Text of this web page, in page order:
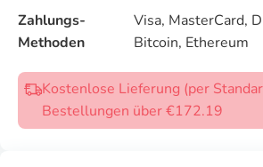
Zahlungs-
Methoden
Visa, MasterCard,
Bitcoin, Ethereum
Kostenlose Lieferung (per
Bestellungen über €172.19